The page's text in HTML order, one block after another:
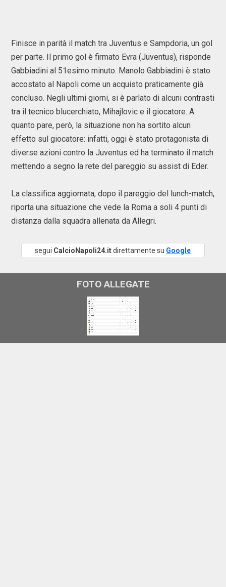
Finisce in parità il match tra Juventus e Sampdoria, un gol
per parte. Il primo gol è firmato Evra (Juventus), risponde
Gabbiadini al 51esimo minuto. Manolo Gabbiadini è stato
accostato al Napoli come un acquisto praticamente già
concluso. Negli ultimi giorni, si è parlato di alcuni contrasti
tra il tecnico blucerchiato, Mihajlovic e il giocatore. A
quanto pare, però, la situazione non ha sortito alcun
effetto sul giocatore: infatti, oggi è stato protagonista di
diverse azioni contro la Juventus ed ha terminato il match
mettendo a segno la rete del pareggio su assist di Eder.
La classifica aggiornata, dopo il pareggio del lunch-match,
riporta una situazione che vede la Roma a soli 4 punti di
distanza dalla squadra allenata da Allegri.
segui CalcioNapoli24.itdirettamente su Google
FOTO ALLEGATE